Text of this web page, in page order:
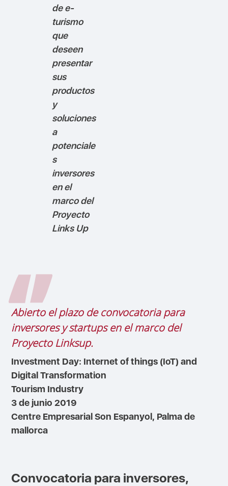
de e-
turismo
que
deseen
presentar
sus
productos
y
soluciones
a
potenciale
s
inversores
en el
marco del
Proyecto
Links Up
Abierto el plazo de convocatoria para
inversores y startups en el marco del
Proyecto Linksup.
Investment Day: Internet of things (IoT) and
Digital Transformation
Tourism Industry
3 de junio 2019
Centre Empresarial Son Espanyol, Palma de
mallorca
Convocatoria para inversores,